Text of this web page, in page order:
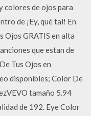
colores de ojos para
de ¡Ey, qué tal! En
Ojos GRATIS en alta
que estan de
Tus Ojos en
disponibles; Color De
tamaño 5.94
de 192. Eye Color